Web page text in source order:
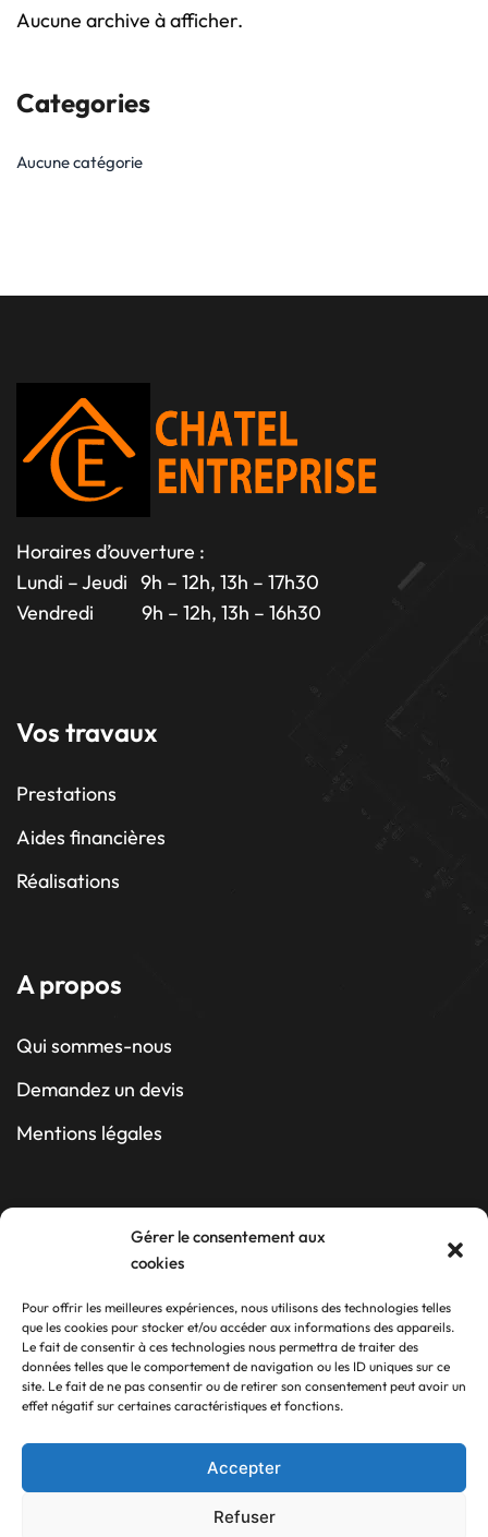
Gérer le consentement aux
cookies
Pour offrir les meilleures expériences, nous utilisons des technologies telles
que les cookies pour stocker et/ou accéder aux informations des appareils.
Le fait de consentir à ces technologies nous permettra de traiter des
données telles que le comportement de navigation ou les ID uniques sur ce
site. Le fait de ne pas consentir ou de retirer son consentement peut avoir un
effet négatif sur certaines caractéristiques et fonctions.
Accepter
Refuser
Aucune archive à afficher.
Categories
Aucune catégorie
Horaires d’ouverture :
Lundi – Jeudi 9h – 12h, 13h – 17h30
Vendredi 9h – 12h, 13h – 16h30
Vos travaux
Prestations
Aides financières
Réalisations
A propos
Qui sommes-nous
Demandez un devis
Mentions légales
Z.A du Ball-Trap
17340 Châtelaillon-Plage
05 46 56 23 45
Suivez-nous